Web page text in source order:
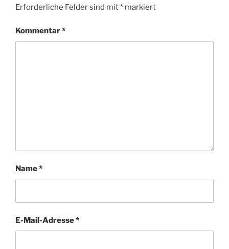
Erforderliche Felder sind mit* markiert
Kommentar*
Name*
E-Mail-Adresse*